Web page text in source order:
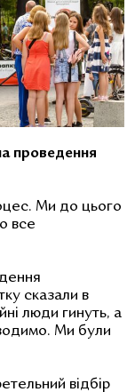
проведення
Ми до цього
все
сказали в
люди гинуть, а
Ми були
відбір